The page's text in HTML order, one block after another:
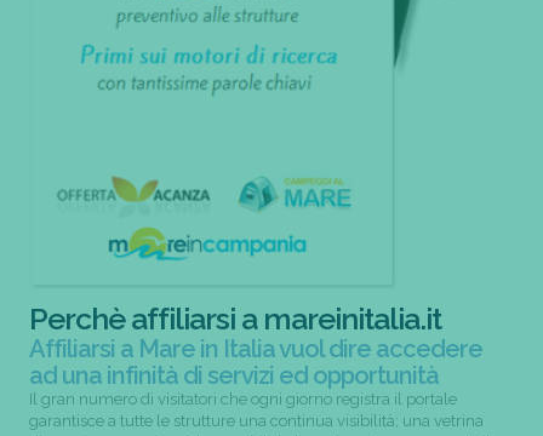
Perchè affiliarsi a mareinitalia.it
Affiliarsi a Mare in Italia vuol dire accedere
ad una infinità di servizi ed opportunità
Il gran numero di visitatori che ogni giorno registra il portale
garantisce a tutte le strutture una continua visibilità; una vetrina